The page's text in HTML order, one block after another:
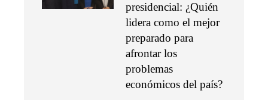
presidencial: ¿Quién
lidera como el mejor
preparado para
afrontar los
problemas
económicos del país?